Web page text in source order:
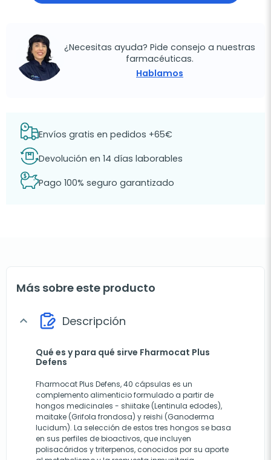
¿Necesitas ayuda? Pide consejo a nuestras
farmacéuticas.
Hablamos
Envíos gratis en pedidos +65€
Devolución en 14 días laborables
Pago 100% seguro garantizado
Más sobre este producto
expand_more Descripción
Qué es y para qué sirve Fharmocat Plus
Defens
Fharmocat Plus Defens, 40 cápsulas es un
complemento alimenticio formulado a partir de
hongos medicinales - shiitake (Lentinula edodes),
maitake (Grifola frondosa) y reishi (Ganoderma
lucidum). La selección de estos tres hongos se basa
en sus perfiles de bioactivos, que incluyen
polisacáridos y triterpenos, conocidos por su aporte